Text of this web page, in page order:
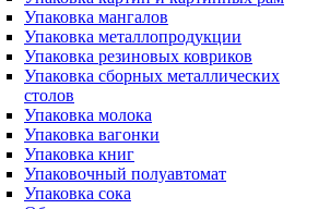
Упаковка мангалов
Упаковка металлопродукции
Упаковка резиновых ковриков
Упаковка сборных металлических
столов
Упаковка молока
Упаковка вагонки
Упаковка книг
Упаковочный полуавтомат
Упаковка сока